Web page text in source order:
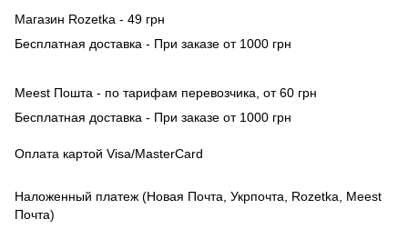
Магазин Rozetka - 49 грн
Бесплатная доставка - При заказе от 1000 грн
Meest Пошта - по тарифам перевозчика, от 60 грн
Бесплатная доставка - При заказе от 1000 грн
Оплата картой Visa/MasterCard
Наложенный платеж (Новая Почта, Укрпочта, Rozetka, Meest
Почта)